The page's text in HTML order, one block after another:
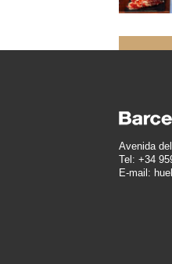
Avenida
Tel: +34
E-mail: